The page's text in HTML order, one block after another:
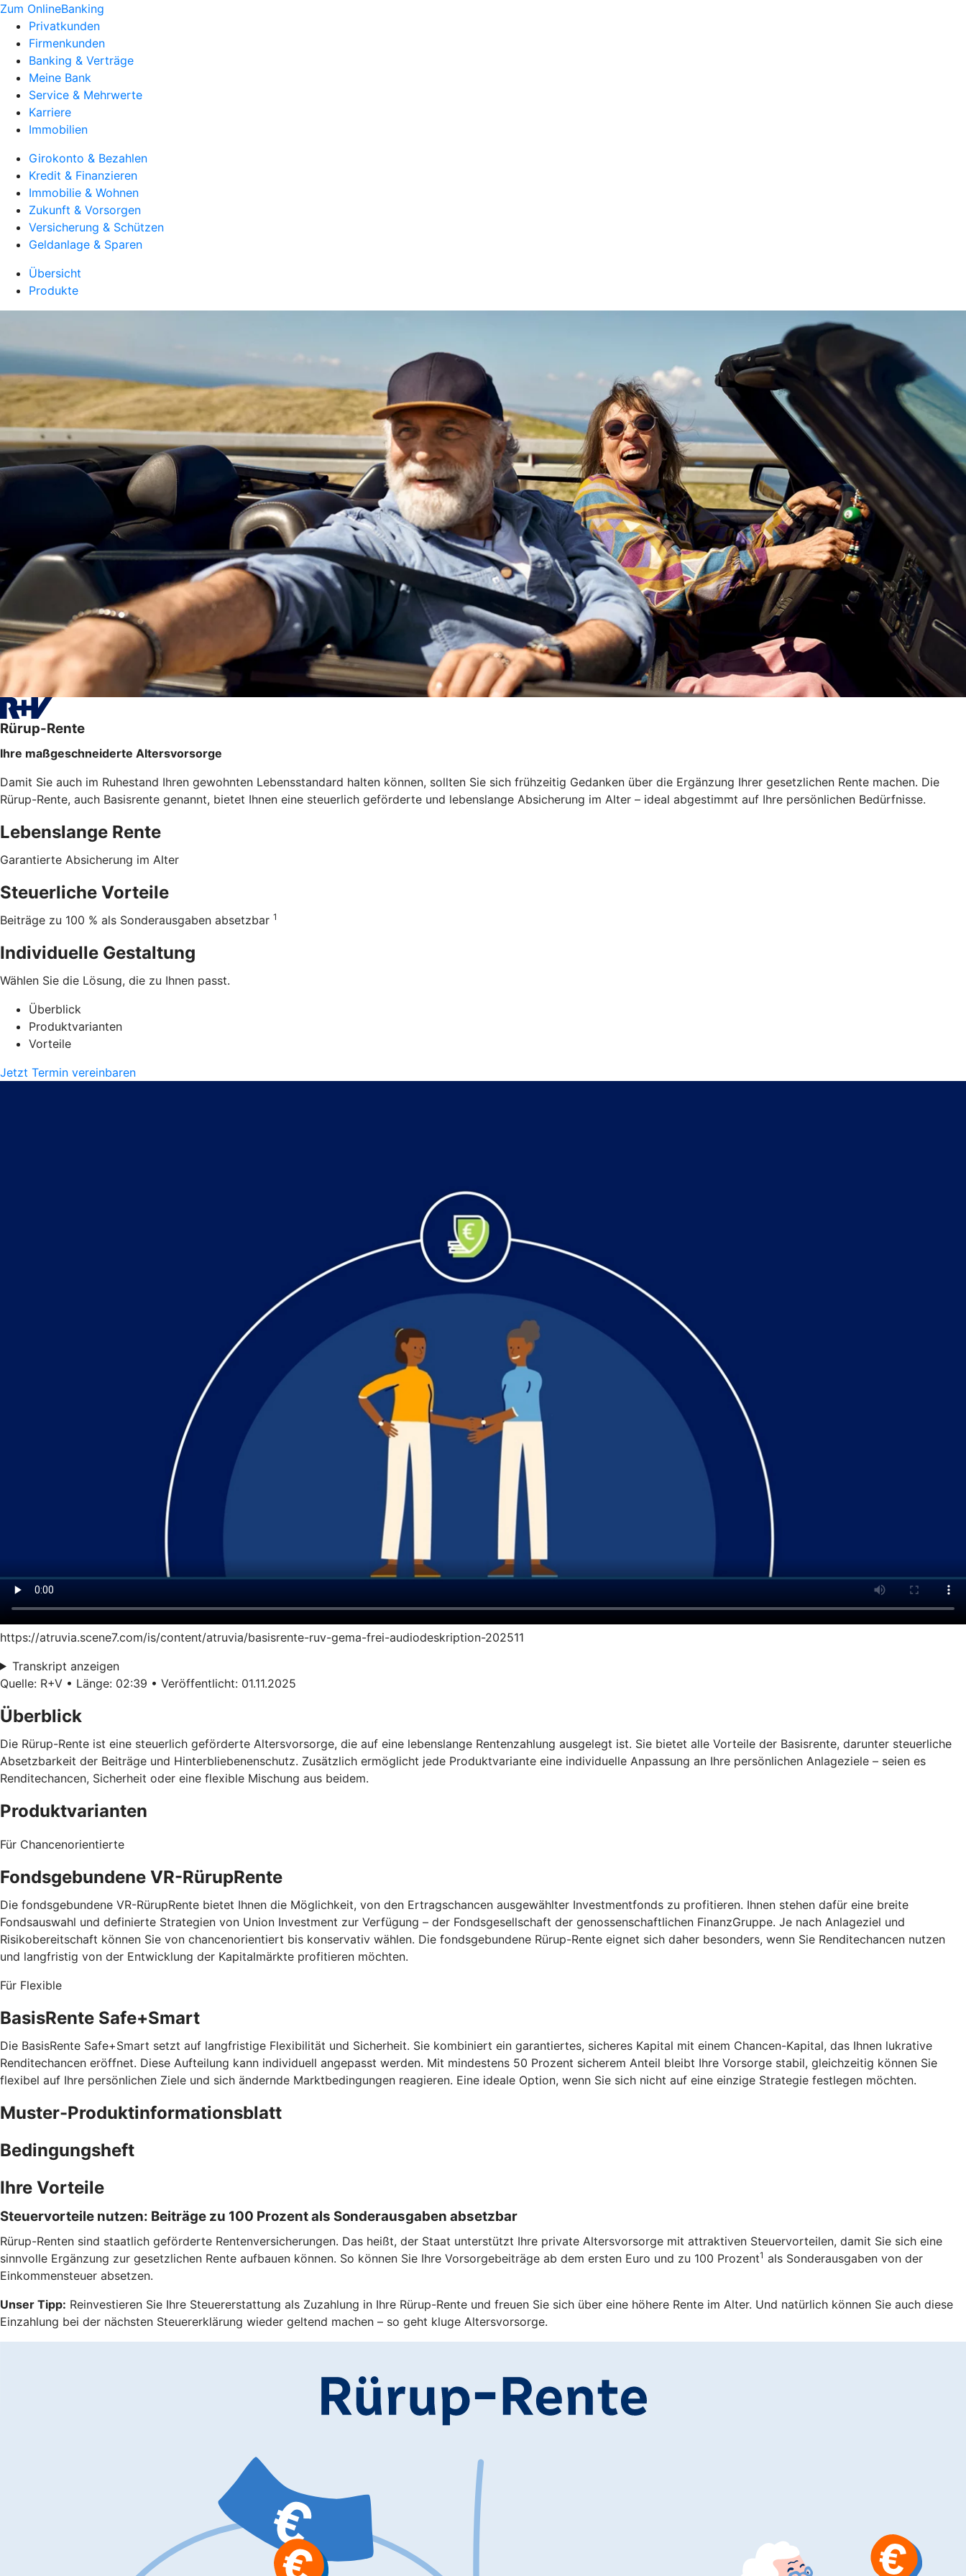
Zum OnlineBanking
Privatkunden
Firmenkunden
Banking & Verträge
Meine Bank
Service & Mehrwerte
Karriere
Immobilien
Girokonto & Bezahlen
Kredit & Finanzieren
Immobilie & Wohnen
Zukunft & Vorsorgen
Versicherung & Schützen
Geldanlage & Sparen
Übersicht
Produkte
Rürup-Rente
Ihre maßgeschneiderte Altersvorsorge
Damit Sie auch im Ruhestand Ihren gewohnten Lebensstandard halten können, sollten Sie sich frühzeitig Gedanken über die Ergänzung Ihrer gesetzlichen Rente machen. Die
Rürup-Rente, auch Basisrente genannt, bietet Ihnen eine steuerlich geförderte und lebenslange Absicherung im Alter – ideal abgestimmt auf Ihre persönlichen Bedürfnisse.
Lebenslange Rente
Garantierte Absicherung im Alter
Steuerliche Vorteile
Beiträge zu 100 % als Sonderausgaben absetzbar 1
Individuelle Gestaltung
Wählen Sie die Lösung, die zu Ihnen passt.
Überblick
Produktvarianten
Vorteile
Jetzt Termin vereinbaren
https://atruvia.scene7.com/is/content/atruvia/basisrente-ruv-gema-frei-audiodeskription-202511
Transkript anzeigen
Quelle: R+V • Länge: 02:39 • Veröffentlicht: 01.11.2025
Überblick
Die Rürup-Rente ist eine steuerlich geförderte Altersvorsorge, die auf eine lebenslange Rentenzahlung ausgelegt ist. Sie bietet alle Vorteile der Basisrente, darunter steuerliche
Absetzbarkeit der Beiträge und Hinterbliebenenschutz. Zusätzlich ermöglicht jede Produktvariante eine individuelle Anpassung an Ihre persönlichen Anlageziele – seien es
Renditechancen, Sicherheit oder eine flexible Mischung aus beidem.
Produktvarianten
Für Chancenorientierte
Fondsgebundene VR-RürupRente
Die fondsgebundene VR-RürupRente bietet Ihnen die Möglichkeit, von den Ertragschancen ausgewählter Investmentfonds zu profitieren. Ihnen stehen dafür eine breite
Fondsauswahl und definierte Strategien von Union Investment zur Verfügung – der Fondsgesellschaft der genossenschaftlichen FinanzGruppe. Je nach Anlageziel und
Risikobereitschaft können Sie von chancenorientiert bis konservativ wählen. Die fondsgebundene Rürup-Rente eignet sich daher besonders, wenn Sie Renditechancen nutzen
und langfristig von der Entwicklung der Kapitalmärkte profitieren möchten.
Für Flexible
BasisRente Safe+Smart
Die BasisRente Safe+Smart setzt auf langfristige Flexibilität und Sicherheit. Sie kombiniert ein garantiertes, sicheres Kapital mit einem Chancen-Kapital, das Ihnen lukrative
Renditechancen eröffnet. Diese Aufteilung kann individuell angepasst werden. Mit mindestens 50 Prozent sicherem Anteil bleibt Ihre Vorsorge stabil, gleichzeitig können Sie
flexibel auf Ihre persönlichen Ziele und sich ändernde Marktbedingungen reagieren. Eine ideale Option, wenn Sie sich nicht auf eine einzige Strategie festlegen möchten.
Muster-Produktinformationsblatt
Bedingungsheft
Ihre Vorteile
Steuervorteile nutzen: Beiträge zu 100 Prozent als Sonderausgaben absetzbar
Rürup-Renten sind staatlich geförderte Rentenversicherungen. Das heißt, der Staat unterstützt Ihre private Altersvorsorge mit attraktiven Steuervorteilen, damit Sie sich eine
sinnvolle Ergänzung zur gesetzlichen Rente aufbauen können. So können Sie Ihre Vorsorgebeiträge ab dem ersten Euro und zu 100 Prozent1 als Sonderausgaben von der
Einkommensteuer absetzen.
Unser Tipp: Reinvestieren Sie Ihre Steuererstattung als Zuzahlung in Ihre Rürup-Rente und freuen Sie sich über eine höhere Rente im Alter. Und natürlich können Sie auch diese
Einzahlung bei der nächsten Steuererklärung wieder geltend machen – so geht kluge Altersvorsorge.